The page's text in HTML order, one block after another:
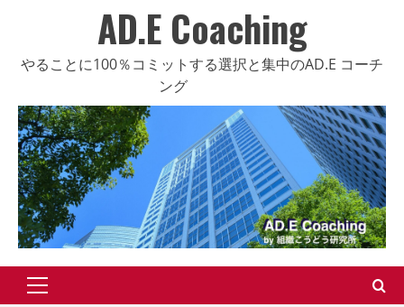
AD.E Coaching
やることに100％コミットする選択と集中のAD.E コーチ
ング
Primary